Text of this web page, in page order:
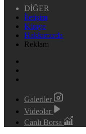
DİĞER
İletişim
Künye
Hakkımızda
Reklam
Galeriler
Videolar
Canlı Borsa